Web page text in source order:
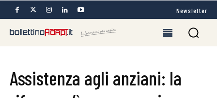
Newsletter
Assistenza agli anziani: la